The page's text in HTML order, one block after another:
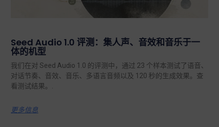
Seed Audio 1.0 评测：集人声、音效和音乐于一
体的机型
我们在对 Seed Audio 1.0 的评测中，通过 23 个样本测试了语音、
对话节奏、音效、音乐、多语言音频以及 120 秒的生成效果。查
看测试结果。.
更多信息